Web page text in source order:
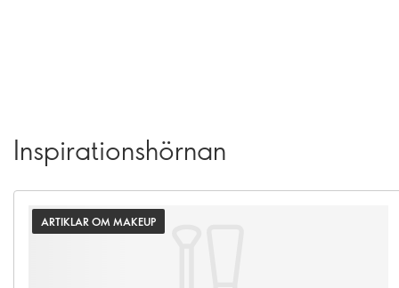
Inspirationshörnan
ARTIKLAR OM MAKEUP